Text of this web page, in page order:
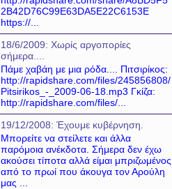
2B42D76C99E63DA5E22C6153E
https://...
18/6/2009: Χωρίς αργοπορίες
σήμερα....
Πάμε χαβάη με μια ρόδα.... Πιτσιρίκος:
http://rapidshare.com/files/245856808/
Pitsirikos_-_2009-06-18.mp3 Γκίζα:
http://rapidshare.com/files/...
19/12/2008: Έχουμε κυβέρνηση.
Μπορείτε να στείλετε και άλλα
παρόμοια ανέκδοτα. Σήμερα δεν έχω
ακούσει τίποτα αλλά είμαι μπριζωμένος
από το πρωί που άκουγα τον Αρούλη
μας ...